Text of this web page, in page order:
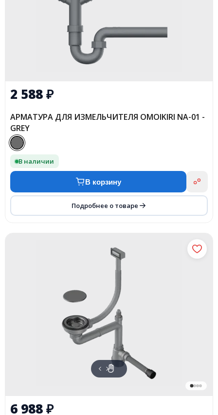
2 588₽
АРМАТУРА ДЛЯ ИЗМЕЛЬЧИТЕЛЯ OMOIKIRI NA-01 -
GREY
В наличии
В корзину
Подробнее о товаре
6 988₽